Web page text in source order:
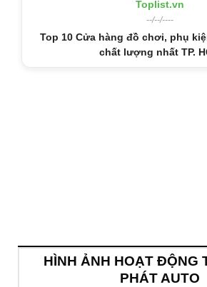
Toplist.vn
--/--/----
Top 10 Cửa hàng đồ chơi, phụ
chất lượng nhất TP.
HÌNH ẢNH HOẠT ĐỘNG
PHÁT AUTO